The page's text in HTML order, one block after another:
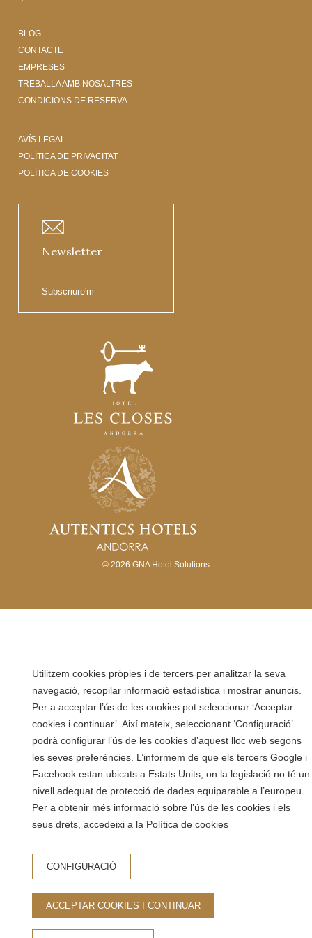
BLOG
CONTACTE
EMPRESES
TREBALLA AMB NOSALTRES
CONDICIONS DE RESERVA
AVÍS LEGAL
POLÍTICA DE PRIVACITAT
POLÍTICA DE COOKIES
Newsletter
Subscriure'm
© 2026 GNA Hotel Solutions
Utilitzem cookies pròpies i de tercers per analitzar la seva
navegació, recopilar informació estadística i mostrar anuncis.
Per a acceptar l’ús de les cookies pot seleccionar ‘Acceptar
cookies i continuar’. Així mateix, seleccionant ‘Configuració’
podrà configurar l’ús de les cookies d’aquest lloc web segons
les seves preferències. L’informem de que els tercers Google i
Facebook estan ubicats a Estats Units, on la legislació no té un
nivell adequat de protecció de dades equiparable a l’europeu.
Per a obtenir més informació sobre l’ús de les cookies i els
seus drets, accedeixi a la Política de cookies
CONFIGURACIÓ
ACCEPTAR COOKIES I CONTINUAR